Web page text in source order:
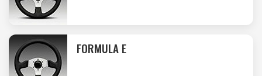
FORMULA E